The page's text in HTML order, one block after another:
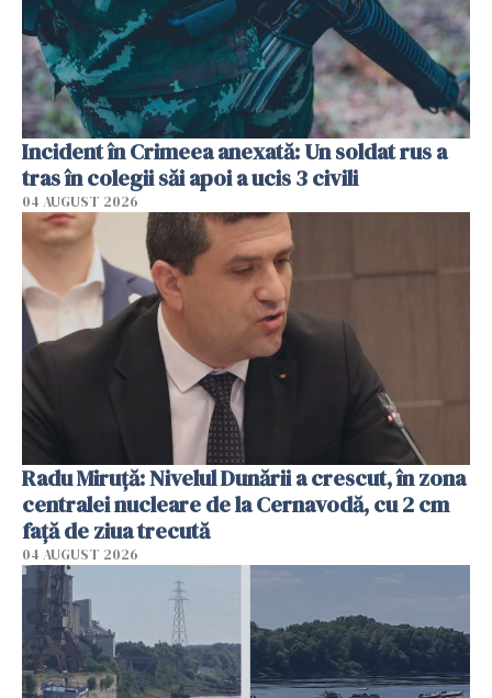
Incident în Crimeea anexată: Un soldat rus a
tras în colegii săi apoi a ucis 3 civili
04 AUGUST 2026
Radu Miruţă: Nivelul Dunării a crescut, în zona
centralei nucleare de la Cernavodă, cu 2 cm
faţă de ziua trecută
04 AUGUST 2026